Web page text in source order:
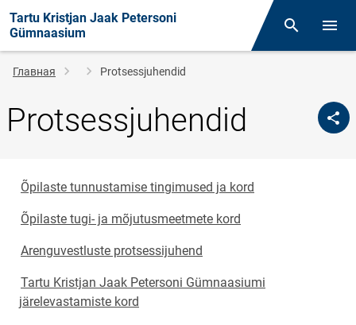
Tartu Kristjan Jaak Petersoni
Gümnaasium
Поиск
Строка
навигации
Главная Protsessjuhendid
Protsessjuhendid
Õpilaste tunnustamise tingimused ja kord
Õpilaste tugi- ja mõjutusmeetmete kord
Arenguvestluste protsessijuhend
Tartu Kristjan Jaak Petersoni Gümnaasiumi
järelevastamiste kord